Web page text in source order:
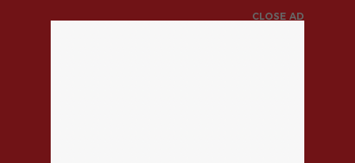
CLOSE AD